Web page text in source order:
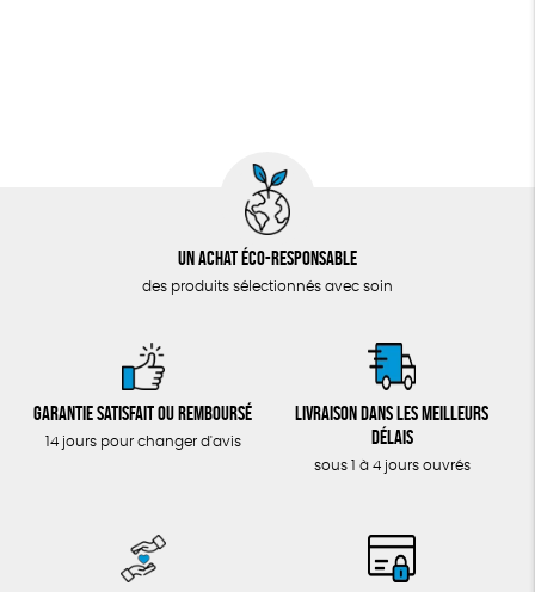
Un achat éco-responsable
des produits sélectionnés avec soin
Garantie satisfait ou remboursé
14 jours pour changer d'avis
Livraison dans les meilleurs
délais
sous 1 à 4 jours ouvrés